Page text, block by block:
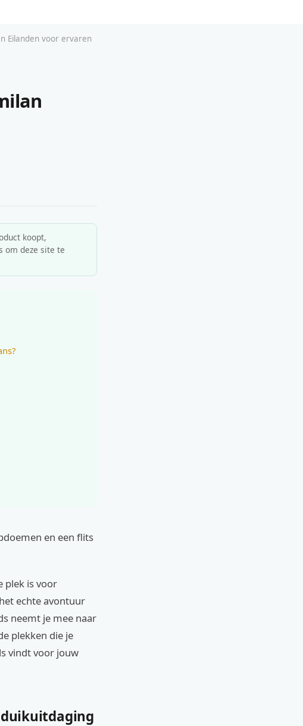
Eilanden voor ervaren
koopt,
om deze site te
en een flits
plek is voor
echte avontuur
neemt je mee naar
plekken die je
vindt voor jouw
duikuitdaging